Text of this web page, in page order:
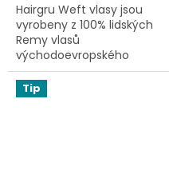
Hairgru Weft vlasy jsou
vyrobeny z 100% lidských
Remy vlasů
východoevropského
původu, což zaručuje
jemnost, lesk a dlouhou
životnost. Na rozdíl od
Tip